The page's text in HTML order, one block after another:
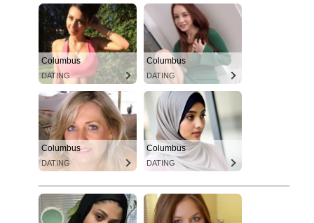
Columbus
DATING
Columbus
DATING
Columbus
DATING
Columbus
DATING